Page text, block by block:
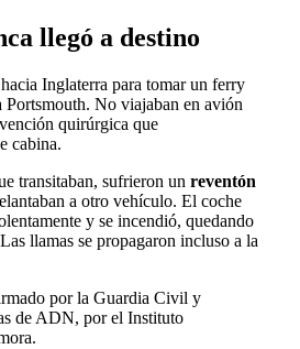
llegó a destino
Inglaterra para tomar un ferry
Portsmouth. No viajaban en avión
quirúrgica que
cabina.
transitaban, sufrieron un reventón
a otro vehículo. El coche
y se incendió, quedando
llamas se propagaron incluso a la
por la Guardia Civil y
de ADN, por el Instituto